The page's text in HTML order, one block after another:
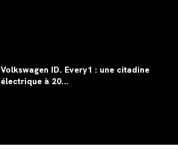
Volkswagen ID. Every1 : une citadine
électrique à 20...